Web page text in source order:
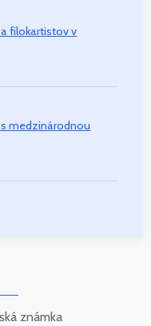
filokartistov v
medzinárodnou
známka